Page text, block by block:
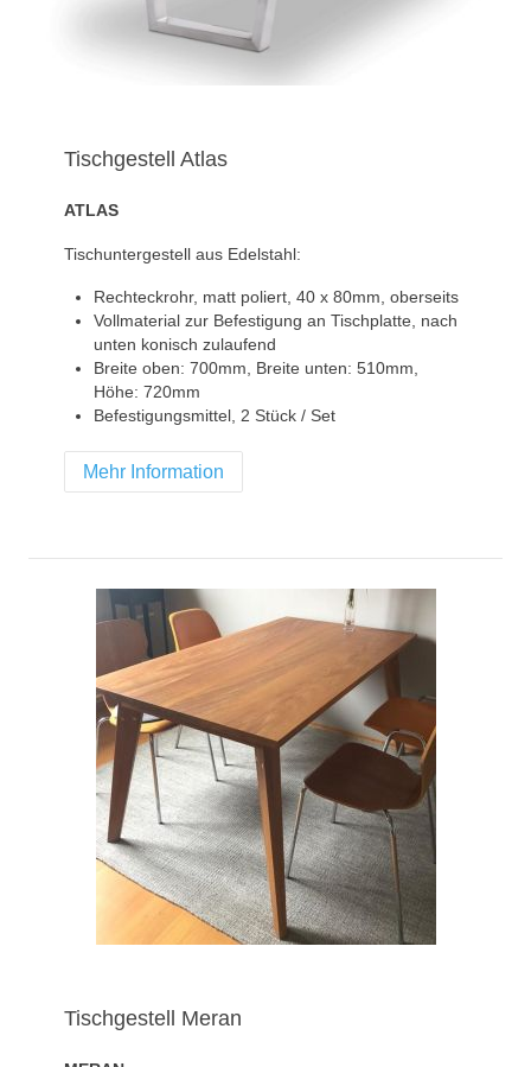
Tischgestell Atlas
ATLAS
Tischuntergestell aus Edelstahl:
Rechteckrohr, matt poliert, 40 x 80mm, oberseits
Vollmaterial zur Befestigung an Tischplatte, nach
unten konisch zulaufend
Breite oben: 700mm, Breite unten: 510mm,
Höhe: 720mm
Befestigungsmittel, 2 Stück / Set
Mehr Information
Tischgestell Meran